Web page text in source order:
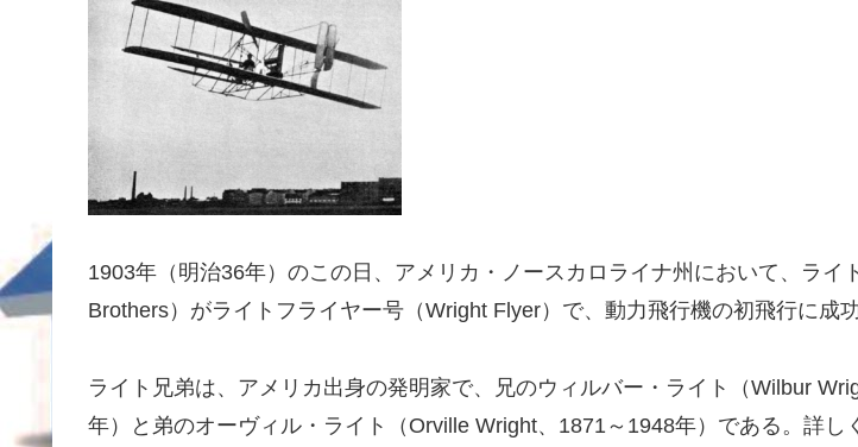
1903年（明治36年）のこの日、アメリカ・ノースカロライナ州において、ライ
Brothers）がライトフライヤー号（Wright Flyer）で、動力飛行機の初飛行に成功
ライト兄弟は、アメリカ出身の発明家で、兄のウィルバー・ライト（Wilbur
年）と弟のオーヴィル・ライト（Orville Wright、1871～1948年）である。詳し